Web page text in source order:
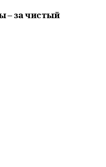
– за чистый